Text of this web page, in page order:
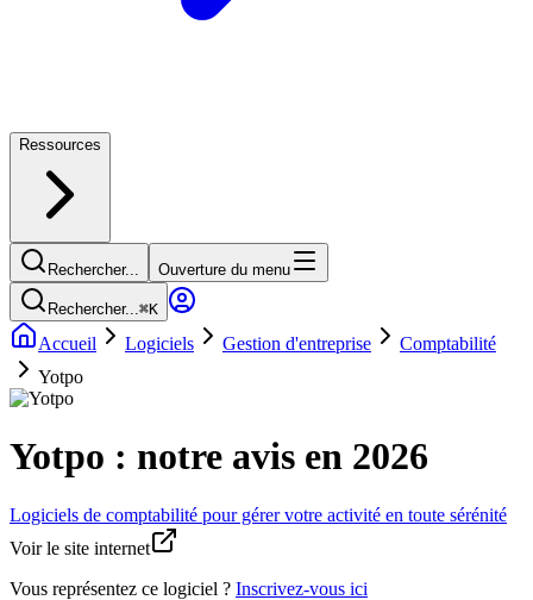
Ressources
Rechercher... Ouverture du menu
Rechercher...⌘K
Accueil Logiciels Gestion d'entreprise
Comptabilité
Yotpo
Yotpo : notre avis en 2026
Logiciels de comptabilité pour gérer votre activité en toute sérénité
Voir le site internet
Vous représentez ce logiciel ? Inscrivez-vous ici